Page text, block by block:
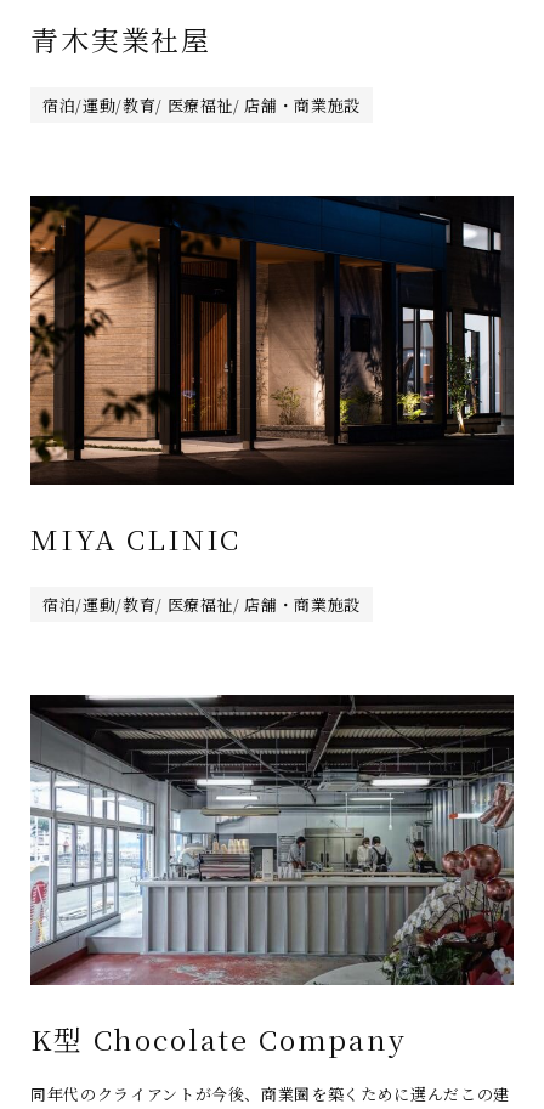
青木実業社屋
宿泊/運動/教育/ 医療福祉/ 店舗・商業施設
MIYA CLINIC
宿泊/運動/教育/ 医療福祉/ 店舗・商業施設
K型 Chocolate Company
同年代のクライアントが今後、商業圏を築くために選んだこの建